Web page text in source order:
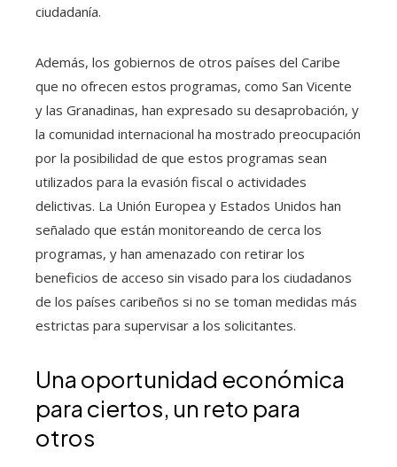
ciudadanía.
Además, los gobiernos de otros países del Caribe
que no ofrecen estos programas, como San Vicente
y las Granadinas, han expresado su desaprobación, y
la comunidad internacional ha mostrado preocupación
por la posibilidad de que estos programas sean
utilizados para la evasión fiscal o actividades
delictivas. La Unión Europea y Estados Unidos han
señalado que están monitoreando de cerca los
programas, y han amenazado con retirar los
beneficios de acceso sin visado para los ciudadanos
de los países caribeños si no se toman medidas más
estrictas para supervisar a los solicitantes.
Una oportunidad económica
para ciertos, un reto para
otros